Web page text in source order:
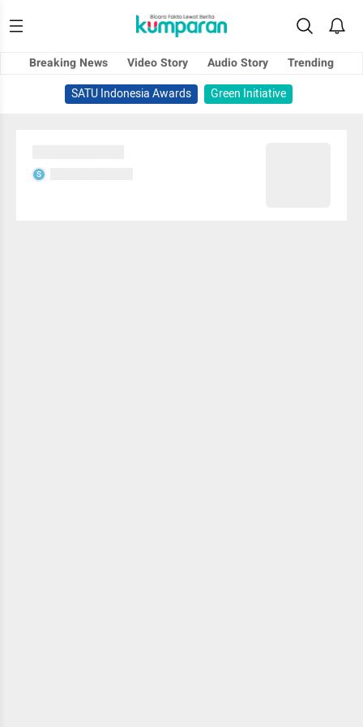
Breaking News Video Story Audio Story
Trending
SATU Indonesia Awards
Green Initiative
S